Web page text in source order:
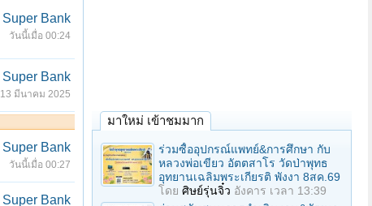
Super Bank
วันนี้เมื่อ 00:24
Super Bank
13 มีนาคม 2025
Super Bank
วันนี้เมื่อ 00:27
Super Bank
มาใหม่ เข้าชมมาก
ร่วมซื้ออุปกรณ์แพทย์&การศึกษา กับ
หลวงพ่อเขียว อัตตสาโร วัดป่าพุทธ
อุทยานเฉลิมพระเกียรติ พังงา 8สค.69
โดย ศิษย์รุ่นจิ๋ว อังคาร เวลา 13:39